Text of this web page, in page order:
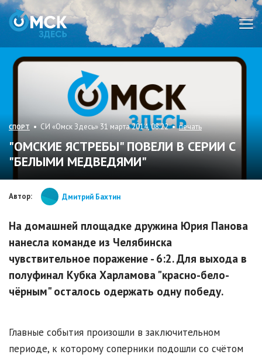
СПОРТ • СИ «Омск Здесь» 31 марта 2014, 08:22 •печать
"ОМСКИЕ ЯСТРЕБЫ" ПОВЕЛИ В СЕРИИ С
"БЕЛЫМИ МЕДВЕДЯМИ"
Автор: Дмитрий Бахтин
На домашней площадке дружина Юрия Панова
нанесла команде из Челябинска
чувствительное поражение - 6:2. Для выхода в
полуфинал Кубка Харламова "красно-бело-
чёрным" осталось одержать одну победу.
Главные события произошли в заключительном
периоде, к которому соперники подошли со счётом